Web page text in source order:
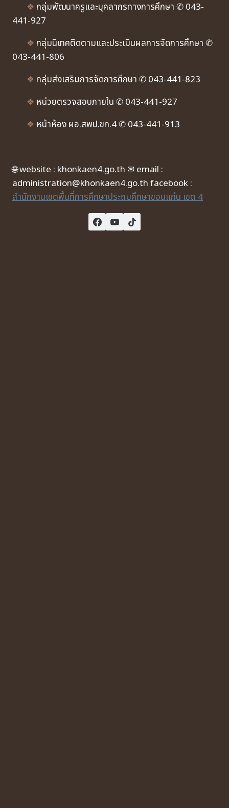
❖ กลุ่มพัฒนาครูและบุคลากรทางการศึกษา ✆ 043-
441-927
❖ กลุ่มนิเทศติดตามและประเมินผลการจัดการศึกษา ✆
043-441-806
❖ กลุ่มส่งเสริมการจัดการศึกษา ✆ 043-441-823
❖ หน่วยตรวจสอบภายใน ✆ 043-441-927
❖ หน้าห้อง ผอ.สพป.ขก.4 ✆ 043-441-913
🌐 website : khonkaen4.go.th ✉ email :
administration@khonkaen4.go.th facebook :
สำนักงานเขตพื้นที่การศึกษาประถมศึกษาขอนแก่น เขต 4